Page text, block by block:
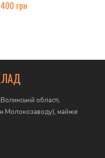
грн
області,
Молокозаводу), майже